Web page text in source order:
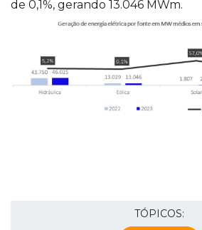
de 0,1%, gerando 13.046 MWm.
TÓPICOS: